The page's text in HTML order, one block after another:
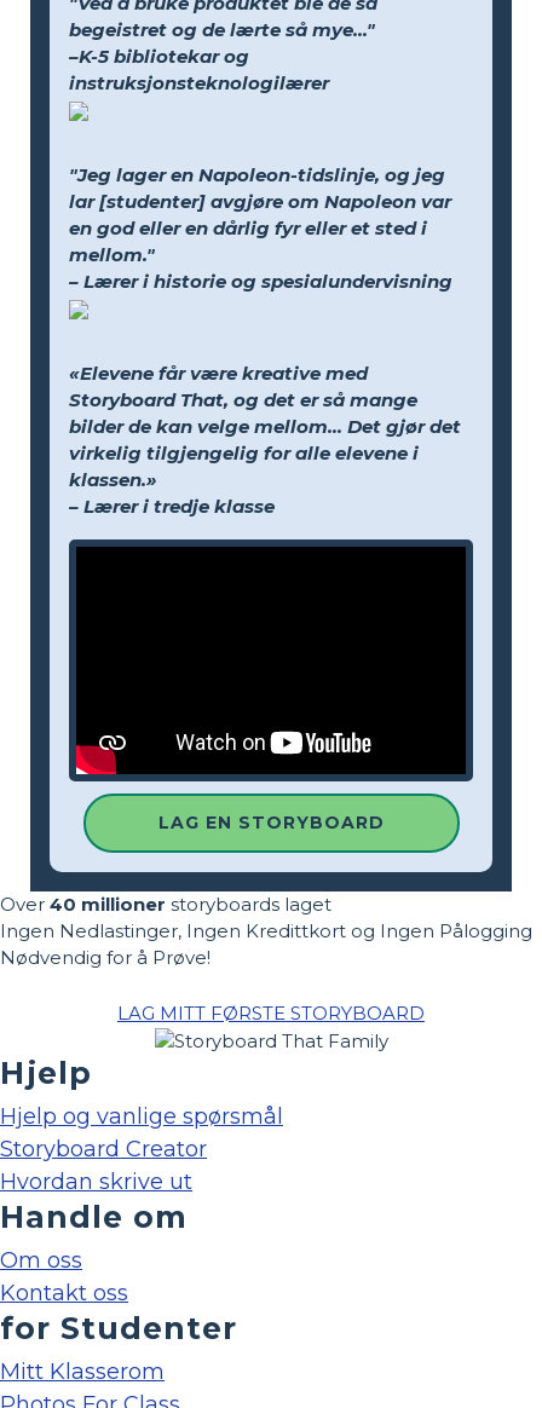
begeistret og de lærte så mye..."
–K-5 bibliotekar og
instruksjonsteknologilærer
"Jeg lager en Napoleon-tidslinje, og jeg
lar [studenter] avgjøre om Napoleon var
en god eller en dårlig fyr eller et sted i
mellom."
– Lærer i historie og spesialundervisning
«Elevene får være kreative med
Storyboard That, og det er så mange
bilder de kan velge mellom... Det gjør det
virkelig tilgjengelig for alle elevene i
klassen.»
– Lærer i tredje klasse
LAG EN STORYBOARD
Over 40 millioner storyboards laget
Ingen Nedlastinger, Ingen Kredittkort og Ingen Pålogging
Nødvendig for å Prøve!
LAG MITT FØRSTE STORYBOARD
Hjelp
Hjelp og vanlige spørsmål
Storyboard Creator
Hvordan skrive ut
Handle om
Om oss
Kontakt oss
for Studenter
Mitt Klasserom